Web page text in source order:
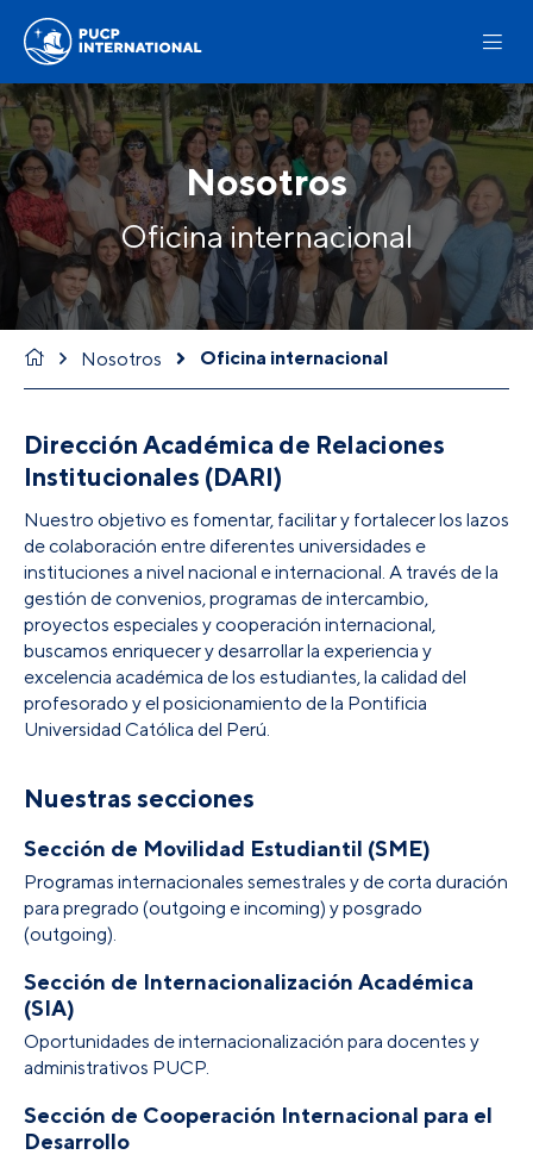
Nosotros
Oficina internacional
Nosotros Oficina internacional
Dirección Académica de Relaciones
Institucionales (DARI)
Nuestro objetivo es fomentar, facilitar y fortalecer los lazos
de colaboración entre diferentes universidades e
instituciones a nivel nacional e internacional. A través de la
gestión de convenios, programas de intercambio,
proyectos especiales y cooperación internacional,
buscamos enriquecer y desarrollar la experiencia y
excelencia académica de los estudiantes, la calidad del
profesorado y el posicionamiento de la Pontificia
Universidad Católica del Perú.
Nuestras secciones
Sección de Movilidad Estudiantil (SME)
Programas internacionales semestrales y de corta duración
para pregrado (outgoing e incoming) y posgrado
(outgoing).
Sección de Internacionalización Académica
(SIA)
Oportunidades de internacionalización para docentes y
administrativos PUCP.
Sección de Cooperación Internacional para el
Desarrollo